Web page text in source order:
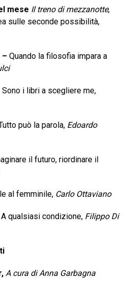
mese Il treno di mezzanotte,
sulle seconde possibilità,
– Quando la filosofia impara a
Sono i libri a scegliere me,
può la parola, Edoardo
il futuro, riordinare il
al femminile, Carlo Ottaviano
A qualsiasi condizione, Filippo Di
A cura di Anna Garbagna